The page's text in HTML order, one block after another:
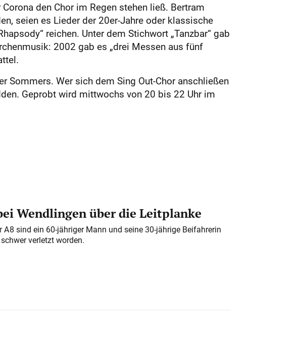
den Chor im Regen stehen ließ. Bertram
seien es Lieder der 20er-Jahre oder klassische
reichen. Unter dem Stichwort „Tanzbar“ gab
2002 gab es „drei Messen aus fünf
Sommers. Wer sich dem Sing Out-Chor anschließen
Geprobt wird mittwochs von 20 bis 22 Uhr im
Wendlingen über die Leitplanke
8 sind ein 60-jähriger Mann und seine 30-jährige Beifahrerin
verletzt worden.